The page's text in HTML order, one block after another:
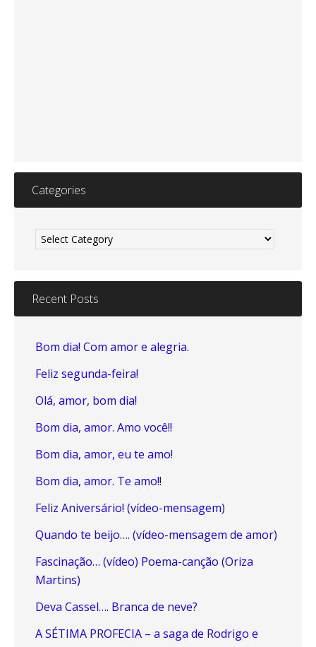
Categories
Recent Posts
Bom dia! Com amor e alegria.
Feliz segunda-feira!
Olá, amor, bom dia!
Bom dia, amor. Amo você!!
Bom dia, amor, eu te amo!
Bom dia, amor. Te amo!!
Feliz Aniversário! (vídeo-mensagem)
Quando te beijo…. (vídeo-mensagem de amor)
Fascinação… (vídeo) Poema-canção (Oriza
Martins)
Deva Cassel…. Branca de neve?
A SÉTIMA PROFECIA – a saga de Rodrigo e